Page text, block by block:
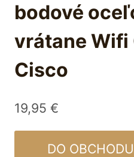
bodové
vrátane Wifi
Cisco
19,95 €
DO